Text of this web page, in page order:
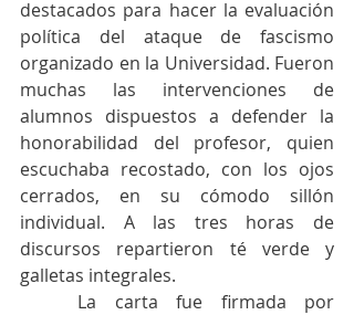
destacados para hacer la evaluación
política del ataque de fascismo
organizado en la Universidad. Fueron
muchas las intervenciones de
alumnos dispuestos a defender la
honorabilidad del profesor, quien
escuchaba recostado, con los ojos
cerrados, en su cómodo sillón
individual. A las tres horas de
discursos repartieron té verde y
galletas integrales.